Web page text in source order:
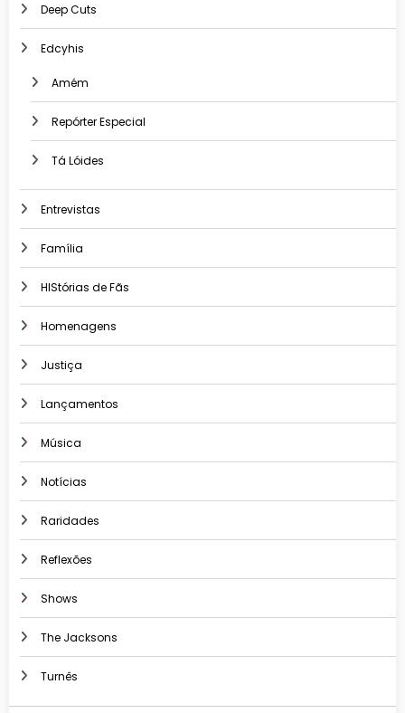
Deep Cuts
Edcyhis
Amém
Repórter Especial
Tá Lóides
Entrevistas
Família
HIStórias de Fãs
Homenagens
Justiça
Lançamentos
Música
Notícias
Raridades
Reflexões
Shows
The Jacksons
Turnês